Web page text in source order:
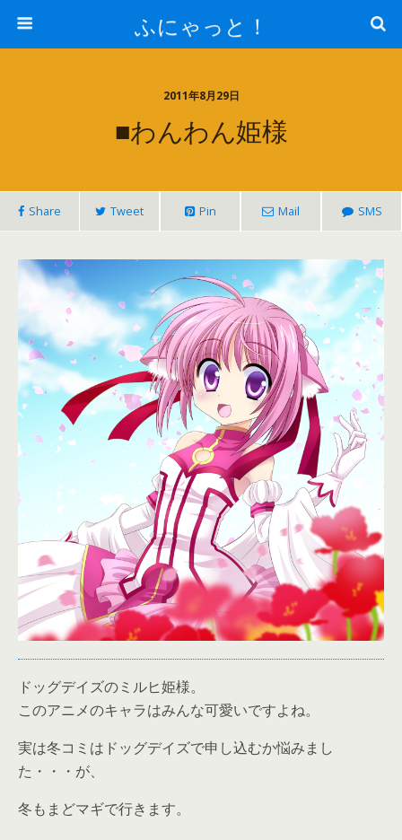
ふにゃっと！
2011年8月29日
■わんわん姫様
Share Tweet Pin Mail SMS
ドッグデイズのミルヒ姫様。
このアニメのキャラはみんな可愛いですよね。
実は冬コミはドッグデイズで申し込むか悩みまし
た・・・が、
冬もまどマギで行きます。